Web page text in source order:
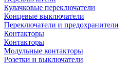
Кулачковые переключатели
Концевые выключатели
Переключатели и предохранители
Контакторы
Контакторы
Модульные контакторы
Розетки и выключатели